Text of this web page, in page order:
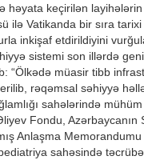
keçirilən layihələrin
Vatikanda bir sıra
inkişaf etdirildiyini
sistemi son illərdə
“Ölkədə müasir tibb
rəqəmsal səhiyyə
sahələrində
Fondu, Azərbaycanın
Anlaşma
sahəsində